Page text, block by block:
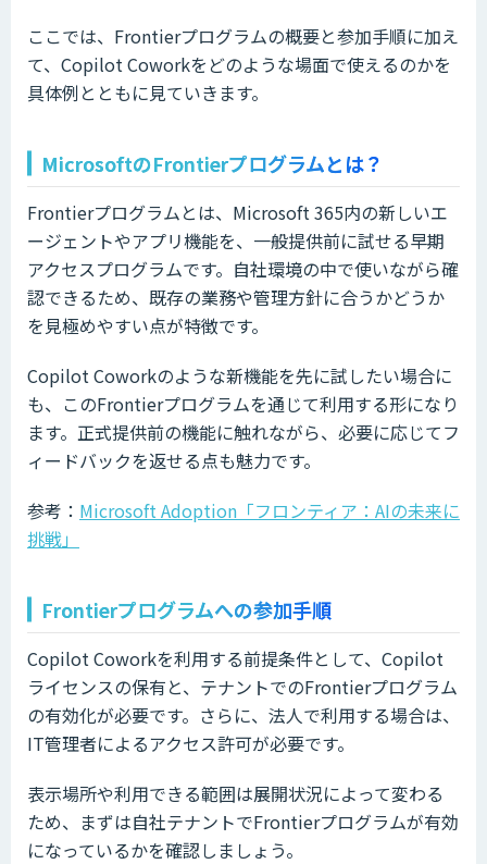
ここでは、Frontierプログラムの概要と参加手順に加え
て、Copilot Coworkをどのような場面で使えるのかを
具体例とともに見ていきます。
MicrosoftのFrontierプログラムとは？
Frontierプログラムとは、Microsoft 365内の新しいエ
ージェントやアプリ機能を、一般提供前に試せる早期
アクセスプログラムです。自社環境の中で使いながら確
認できるため、既存の業務や管理方針に合うかどうか
を見極めやすい点が特徴です。
Copilot Coworkのような新機能を先に試したい場合に
も、このFrontierプログラムを通じて利用する形になり
ます。正式提供前の機能に触れながら、必要に応じてフ
ィードバックを返せる点も魅力です。
参考： Microsoft Adoption「フロンティア：AIの未来に
挑戦」
Frontierプログラムへの参加手順
Copilot Coworkを利用する前提条件として、Copilot
ライセンスの保有と、テナントでのFrontierプログラム
の有効化が必要です。さらに、法人で利用する場合は、
IT管理者によるアクセス許可が必要です。
表示場所や利用できる範囲は展開状況によって変わる
ため、まずは自社テナントでFrontierプログラムが有効
になっているかを確認しましょう。